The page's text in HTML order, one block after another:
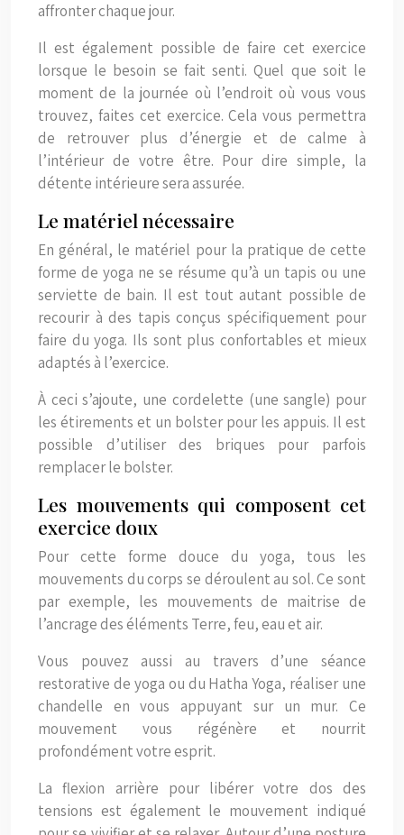
affronter chaque jour.
Il est également possible de faire cet exercice
lorsque le besoin se fait senti. Quel que soit le
moment de la journée où l’endroit où vous vous
trouvez, faites cet exercice. Cela vous permettra
de retrouver plus d’énergie et de calme à
l’intérieur de votre être. Pour dire simple, la
détente intérieure sera assurée.
Le matériel nécessaire
En général, le matériel pour la pratique de cette
forme de yoga ne se résume qu’à un tapis ou une
serviette de bain. Il est tout autant possible de
recourir à des tapis conçus spécifiquement pour
faire du yoga. Ils sont plus confortables et mieux
adaptés à l’exercice.
À ceci s’ajoute, une cordelette (une sangle) pour
les étirements et un bolster pour les appuis. Il est
possible d’utiliser des briques pour parfois
remplacer le bolster.
Les mouvements qui composent cet
exercice doux
Pour cette forme douce du yoga, tous les
mouvements du corps se déroulent au sol. Ce sont
par exemple, les mouvements de maitrise de
l’ancrage des éléments Terre, feu, eau et air.
Vous pouvez aussi au travers d’une séance
restorative de yoga ou du Hatha Yoga, réaliser une
chandelle en vous appuyant sur un mur. Ce
mouvement vous régénère et nourrit
profondément votre esprit.
La flexion arrière pour libérer votre dos des
tensions est également le mouvement indiqué